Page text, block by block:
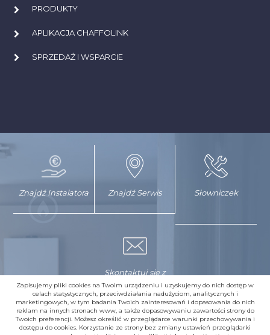
PRODUKTY
APLIKACJA CHAFFOLINK
SPRZEDAŻ I WSPARCIE
Znajdź Instalatora Znajdź Serwis Słowniczek
Skontaktuj się z
nami
Zapisujemy pliki cookies na Twoim urządzeniu i uzyskujemy do nich dostęp w
celach statystycznych, przeciwdziałania nadużyciom, analitycznych i
marketingowych, w tym badania Twoich zainteresowań i dopasowania do nich
reklam na innych stronach www, a także dopasowywaniu zawartości strony do
Twoich preferencji. Możesz określić w przeglądarce warunki przechowywania i
dostępu do cookies. Korzystanie ze strony bez zmiany ustawień przeglądarki